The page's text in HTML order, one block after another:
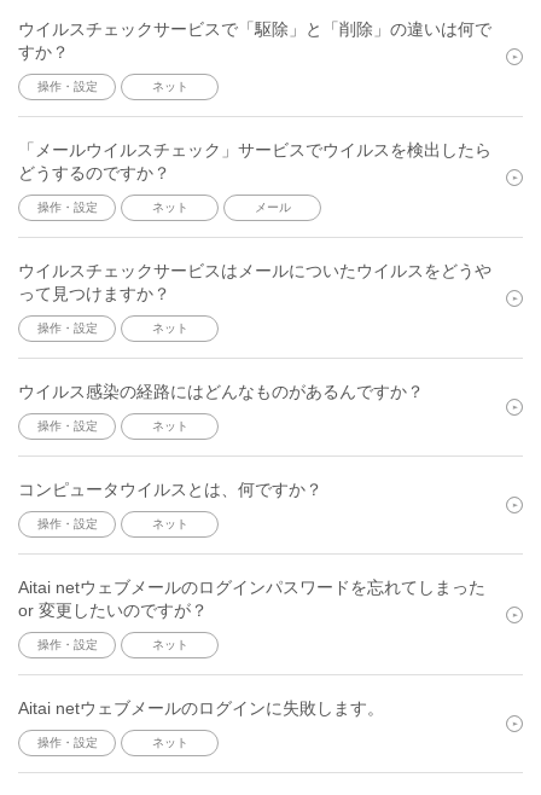
ウイルスチェックサービスで「駆除」と「削除」の違いは何で
すか？
操作・設定 ネット
「メールウイルスチェック」サービスでウイルスを検出したら
どうするのですか？
操作・設定 ネット メール
ウイルスチェックサービスはメールについたウイルスをどうや
って見つけますか？
操作・設定 ネット
ウイルス感染の経路にはどんなものがあるんですか？
操作・設定 ネット
コンピュータウイルスとは、何ですか？
操作・設定 ネット
Aitai netウェブメールのログインパスワードを忘れてしまった
or 変更したいのですが？
操作・設定 ネット
Aitai netウェブメールのログインに失敗します。
操作・設定 ネット